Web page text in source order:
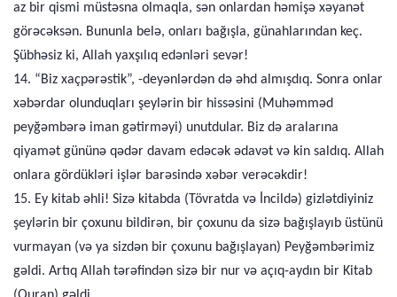
az bir qismi müstəsna olmaqla, sən onlardan həmişə xəyanət
görəcəksən. Bununla belə, onları bağışla, günahlarından keç.
Şübhəsiz ki, Allah yaxşılıq edənləri sevər!
14. “Biz xaçpərəstik”, -deyənlərdən də əhd almışdıq. Sonra onlar
xəbərdar olunduqları şeylərin bir hissəsini (Muhəmməd
peyğəmbərə iman gətirməyi) unutdular. Biz də aralarına
qiyamət gününə qədər davam edəcək ədavət və kin saldıq. Allah
onlara gördükləri işlər barəsində xəbər verəcəkdir!
15. Ey kitab əhli! Sizə kitabda (Tövratda və İncildə) gizlətdiyiniz
şeylərin bir çoxunu bildirən, bir çoxunu da sizə bağışlayıb üstünü
vurmayan (və ya sizdən bir çoxunu bağışlayan) Peyğəmbərimiz
gəldi. Artıq Allah tərəfindən sizə bir nur və açıq-aydın bir Kitab